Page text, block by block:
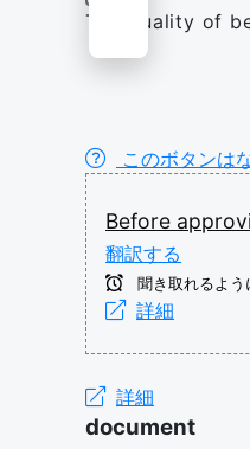
The quality of
このボタンは
Before
翻訳する
聞き取れるよう
詳細
詳細
document